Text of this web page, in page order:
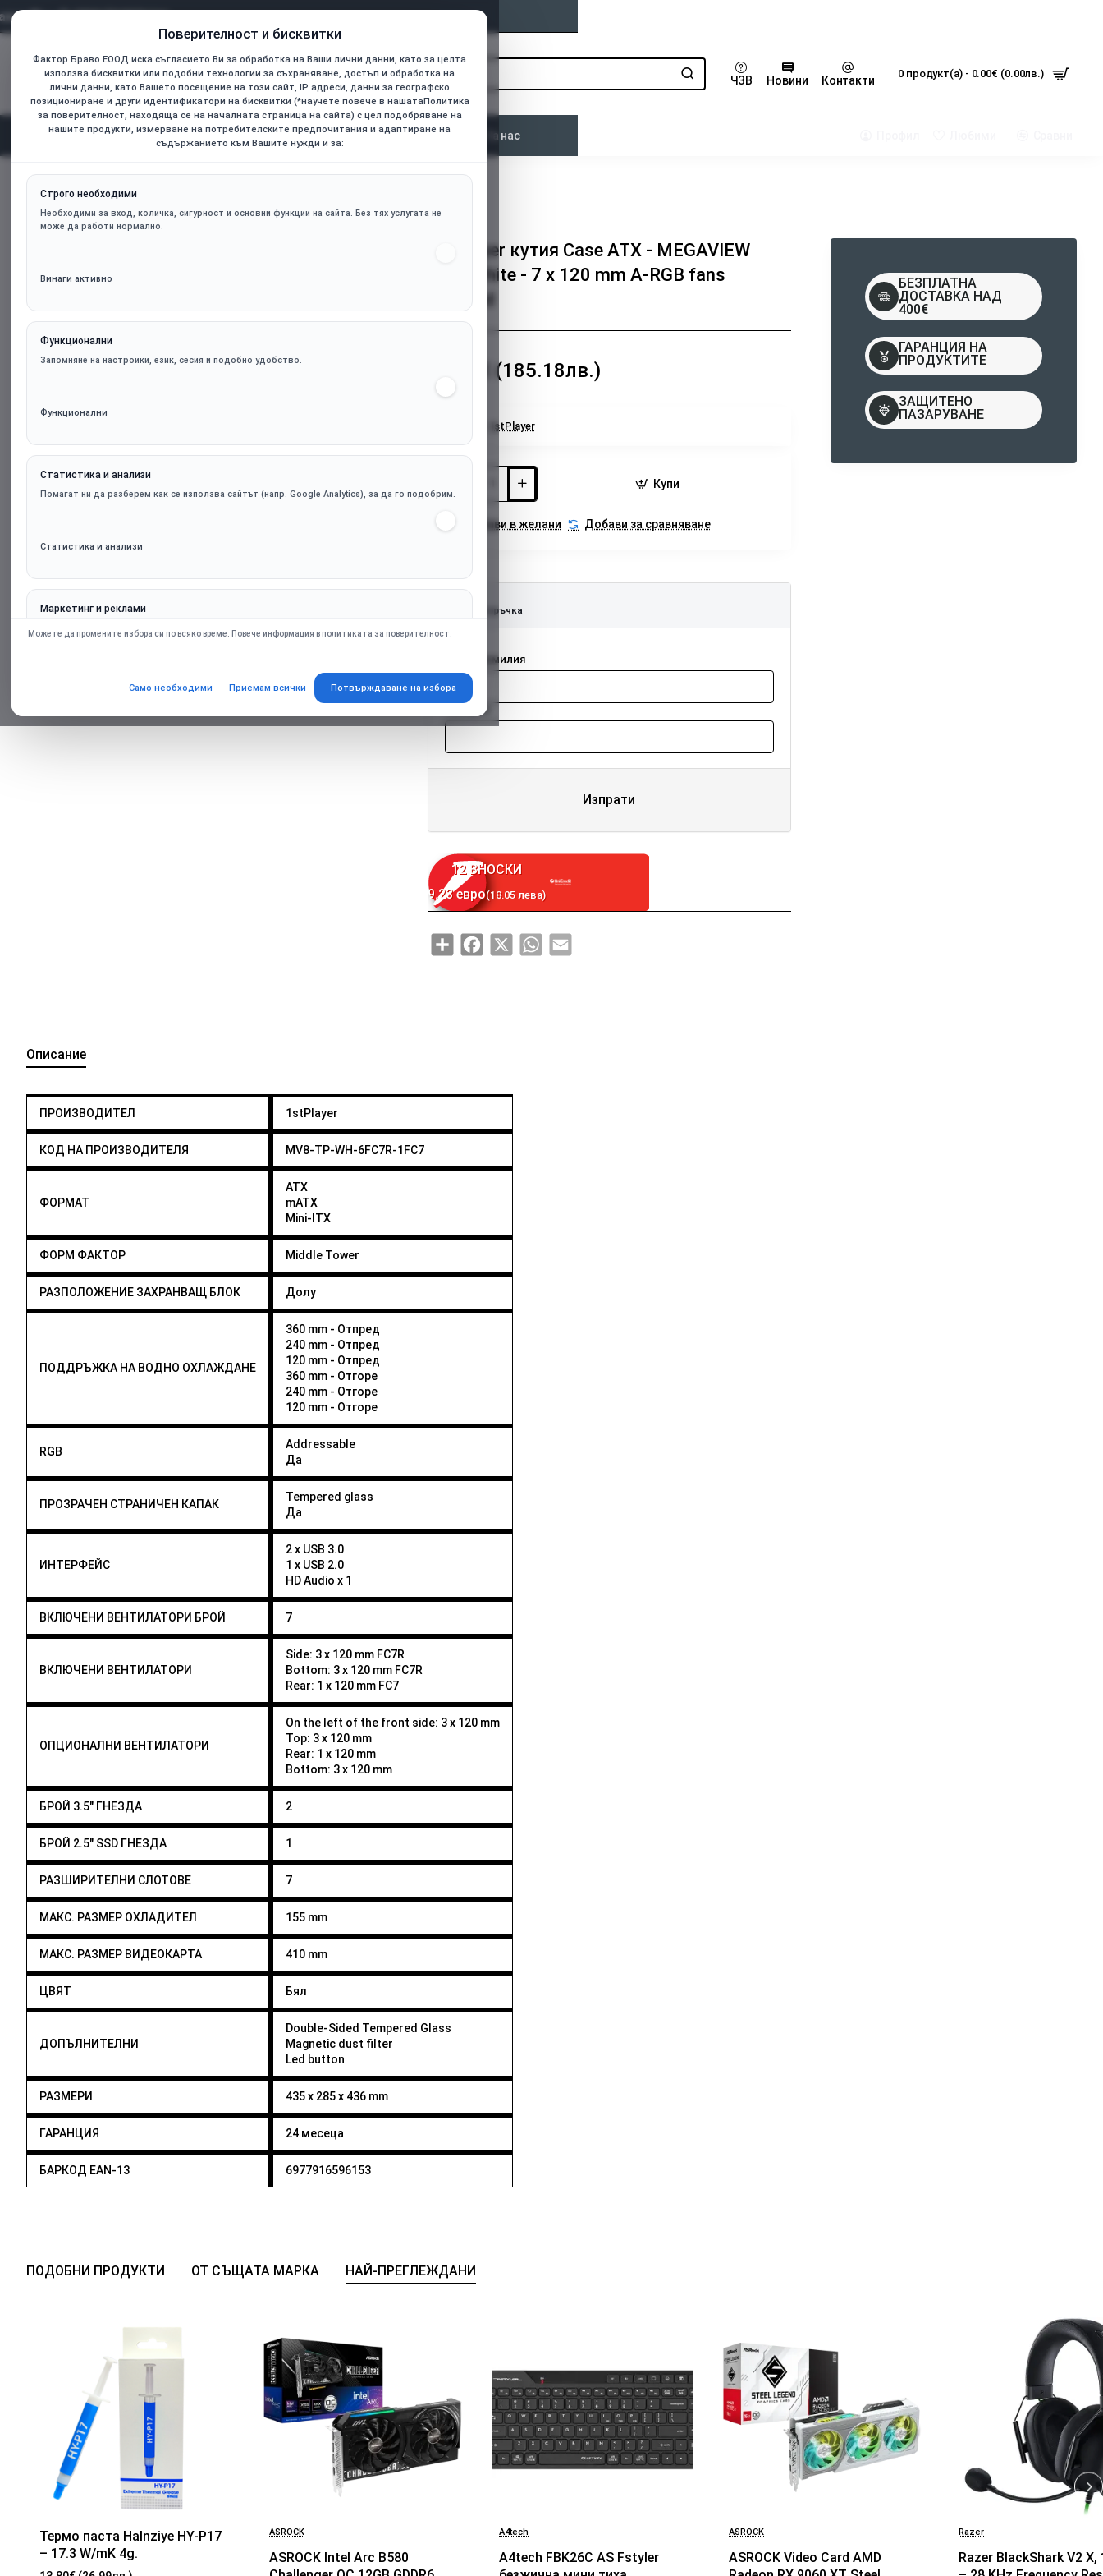
Поверителност и бисквитки
Фактор Браво ЕООД иска съгласието Ви за обработка на Ваши лични данни, като за целта
използва бисквитки или подобни технологии за съхраняване, достъп и обработка на
лични данни, като Вашето посещение на този сайт, IP адреси, данни за географско
позициониране и други идентификатори на бисквитки (*научете повече в нашатаПолитика
за поверителност, находяща се на началната страница на сайта) с цел подобряване на
нашите продукти, измерване на потребителските предпочитания и адаптиране на
съдържанието към Вашите нужди и за:
Строго необходими
Необходими за вход, количка, сигурност и основни функции на сайта. Без тях услугата не
може да работи нормално.
Винаги активно
Функционални
Запомняне на настройки, език, сесия и подобно удобство.
Функционални
Статистика и анализи
Помагат ни да разберем как се използва сайтът (напр. Google Analytics), за да го подобрим.
Статистика и анализи
Маркетинг и реклами
Персонализирани оферти и ремаркетинг чрез партньорски платформи (напр. Google Ads),
само при съгласие.
Маркетинг и реклами
Можете да промените избора си по всяко време. Повече информация в политиката за поверителност.
Само необходими Приемам всички Потвърждаване на избора
Всички
Търсене... ЧЗВ Новини Контакти 0 продукт(а) - 0.00€ (0.00лв.)
Категории Начало Контакти За нас
home
1stPlayer кутия Case ATX - MEGAVIEW MV8 White - 7 x 120 mm A-RGB fans included
1stPlayer кутия Case ATX - MEGAVIEW
MV8 White - 7 x 120 mm A-RGB fans
included
94.68€ (185.18лв.)
1stPlayer
Купи
Добави в желани Добави за сравняване
Бърза поръчка
Име и фамилия
Телефон
Изпрати
12 ВНОСКИ
9.23 евро(18.05 лева)
Share Facebook
X WhatsApp
Email
Описание
ПРОИЗВОДИТЕЛ 1stPlayer
КОД НА ПРОИЗВОДИТЕЛЯ MV8-TP-WH-6FC7R-1FC7
ФОРМАТ
ATX
mATX
Mini-ITX
ФОРМ ФАКТОР Middle Tower
РАЗПОЛОЖЕНИЕ ЗАХРАНВАЩ БЛОК Долу
ПОДДРЪЖКА НА ВОДНО ОХЛАЖДАНЕ
360 mm - Отпред
240 mm - Отпред
120 mm - Отпред
360 mm - Отгоре
240 mm - Отгоре
120 mm - Отгоре
RGB
Addressable
Да
ПРОЗРАЧЕН СТРАНИЧЕН КАПАК
Tempered glass
Да
ИНТЕРФЕЙС
2 x USB 3.0
1 x USB 2.0
HD Audio x 1
ВКЛЮЧЕНИ ВЕНТИЛАТОРИ БРОЙ 7
ВКЛЮЧЕНИ ВЕНТИЛАТОРИ
Side: 3 x 120 mm FC7R
Bottom: 3 x 120 mm FC7R
Rear: 1 x 120 mm FC7
ОПЦИОНАЛНИ ВЕНТИЛАТОРИ
On the left of the front side: 3 x 120 mm
Top: 3 x 120 mm
Rear: 1 x 120 mm
Bottom: 3 x 120 mm
БРОЙ 3.5" ГНЕЗДА 2
БРОЙ 2.5" SSD ГНЕЗДА 1
РАЗШИРИТЕЛНИ СЛОТОВЕ 7
МАКС. РАЗМЕР ОХЛАДИТЕЛ 155 mm
МАКС. РАЗМЕР ВИДЕОКАРТА 410 mm
ЦВЯТ Бял
ДОПЪЛНИТЕЛНИ
Double-Sided Tempered Glass
Magnetic dust filter
Led button
РАЗМЕРИ 435 x 285 x 436 mm
ГАРАНЦИЯ 24 месеца
БАРКОД EAN-13 6977916596153
БЕЗПЛАТНА
ДОСТАВКА НАД
400€
ГАРАНЦИЯ НА
ПРОДУКТИТЕ
ЗАЩИТЕНО
ПАЗАРУВАНЕ
ПОДОБНИ ПРОДУКТИ ОТ СЪЩАТА МАРКА НАЙ-ПРЕГЛЕЖДАНИ
БЕСТСЕЛЪР
2-3 Дни
Термо паста Halnziye HY-P17
– 17.3 W/mK 4g.
ASROCK
ASROCK Intel Arc B580
A4tech
A4tech FBK26C AS Fstyler
ASROCK
ASROCK Video Card AMD
Razer
Razer BlackShark V2 X,